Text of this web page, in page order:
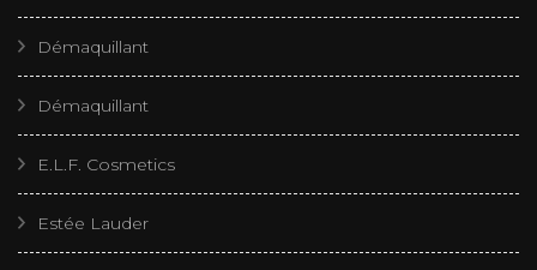
Démaquillant
Démaquillant
E.L.F. Cosmetics
Estée Lauder